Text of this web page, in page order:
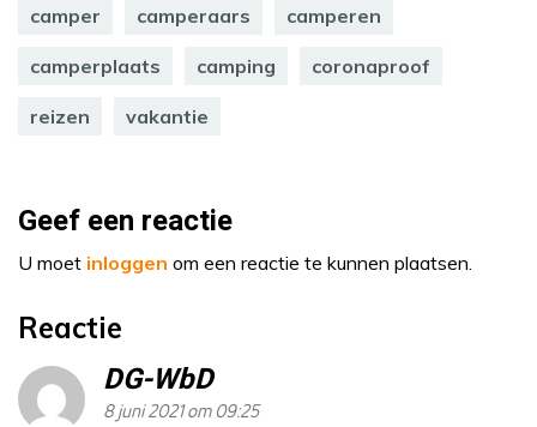
camper camperaars camperen
camperplaats camping coronaproof
reizen vakantie
Geef een reactie
U moet inloggen om een reactie te kunnen plaatsen.
Reactie
DG-WbD
8 juni 2021 om 09:25